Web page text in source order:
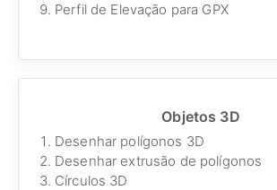
Perfil de Elevação para GPX
Objetos 3D
Desenhar polígonos 3D
Desenhar extrusão de polígonos
Círculos 3D